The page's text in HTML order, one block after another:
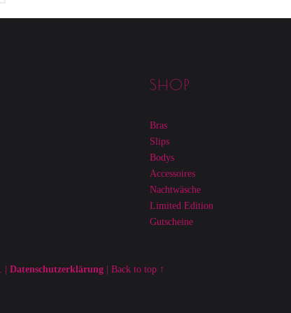
SHOP
Bras
Slips
Bodys
Accessoires
Nachtwäsche
Limited Edition
Gutscheine
| Datenschutzerklärung | Back to top ↑